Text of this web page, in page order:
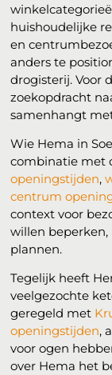
huishoudelijke
en
anders te
drogisterij. Voor
zoekopdracht
samenhangt
Wie Hema in
combinatie met
openingstijden,
centrum
context voor
willen
plannen.
Tegelijk heeft
veelgezochte
geregeld met
openingstijden,
voor ogen
over Hema het